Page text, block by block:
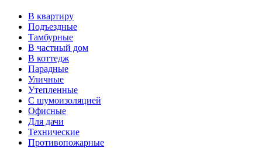
В квартиру
Подъездные
Тамбурные
В частный дом
В коттедж
Парадные
Уличные
Утепленные
C шумоизоляцией
Офисные
Для дачи
Технические
Противопожарные